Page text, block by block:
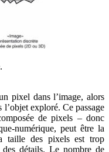
pixel dans l’image, alors
l’objet exploré. Ce passage
de pixels – donc
numérique, peut être la
taille des pixels est trop
détails. Le nombre de